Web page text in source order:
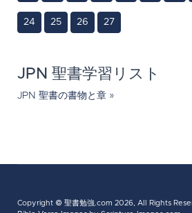
24 25 26 27
JPN 聖書学習リスト
JPN 聖書の書物と章 »
Copyright © 聖書勉強.com 2026, All Rights